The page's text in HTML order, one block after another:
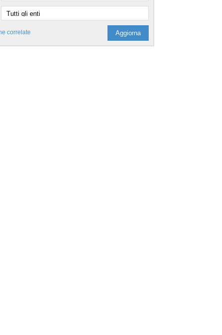
correlate